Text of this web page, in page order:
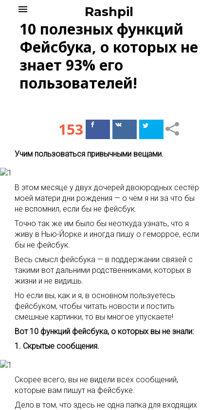
content
Rashpil
menu
10 полезных функций
Фейсбука, о которых не
знает 93% его
пользователей!
153
ПоделитьсяПоделиться
Учим пользоваться привычными вещами.
В этом месяце у двух дочерей двоюродных сестёр
моей матери дни рождения — о чём я ни за что бы
не вспомнил, если бы не фейсбук.
Точно так же им было бы неоткуда узнать, что я
живу в Нью-Йорке и иногда пишу о геморрое, если
бы не фейсбук.
Весь смысл фейсбука — в поддержании связей с
такими вот дальними родственниками, которых в
жизни и не видишь.
Но если вы, как и я, в основном пользуетесь
фейсбуком, чтобы читать новости и постить
смешные картинки, то вы многое упускаете!
Вот 10 функций фейсбука, о которых вы не знали:
1. Скрытые сообщения.
Скорее всего, вы не видели всех сообщений,
которые вам пишут на фейсбуке.
Дело в том, что здесь не одна папка для входящих